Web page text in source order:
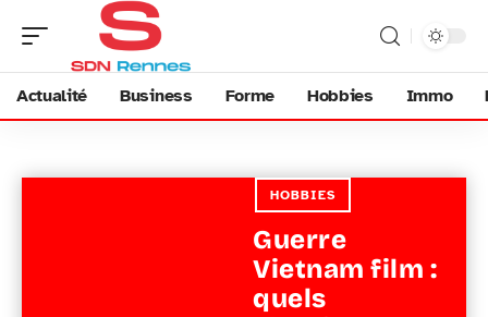
Actualité Business Forme Hobbies Immo
HOBBIES
Guerre
Vietnam film :
quels